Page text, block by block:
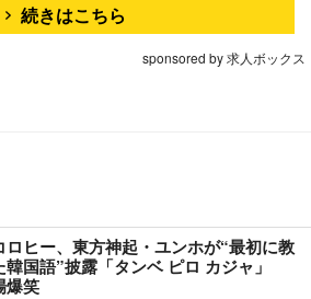
続きはこちら
sponsored by 求人ボックス
ロヒー、東方神起・ユンホが“最初に教
韓国語”披露「タンベ ピロ カジャ」
爆笑